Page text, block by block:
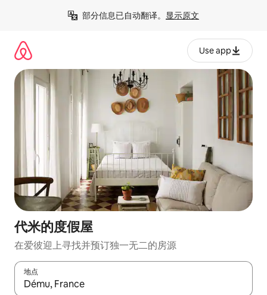
部分信息已自动翻译。 显示原文
Use app
代米的度假屋
在爱彼迎上寻找并预订独一无二的房源
地点
如有搜索结果，请使用上下方向键查看，或通过点击或滑动手势